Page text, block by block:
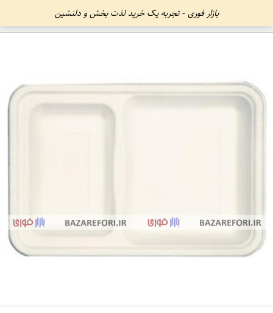
بازار فوری - تجربه یک خرید لذت بخش و دلنشین